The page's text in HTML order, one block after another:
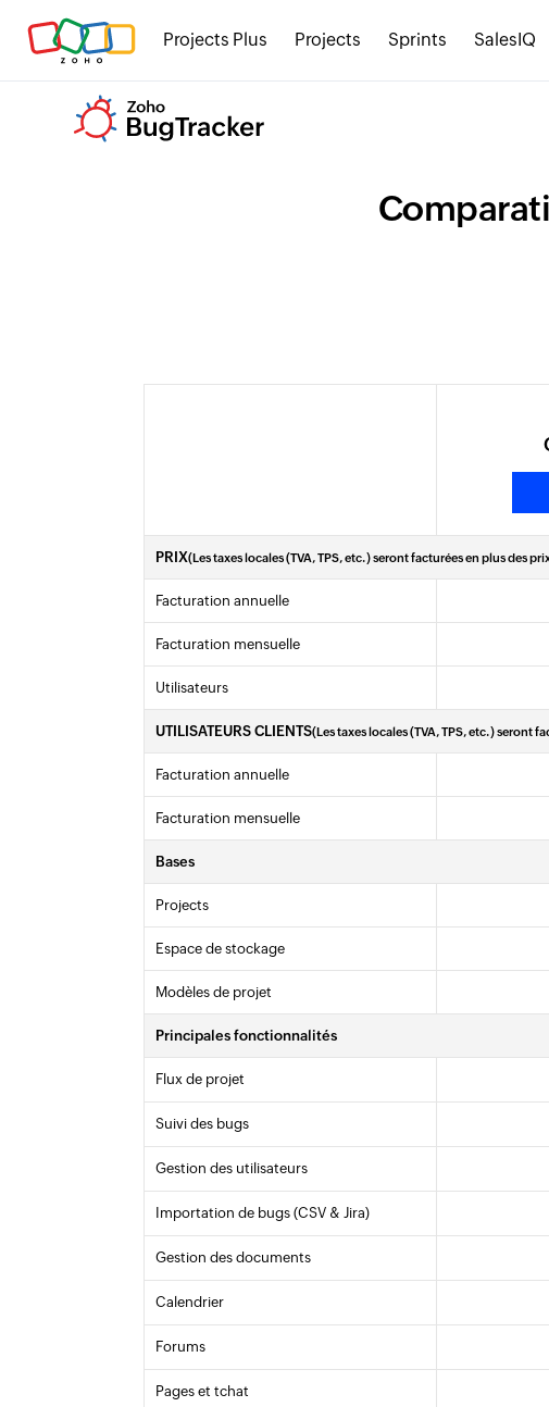
Projects Plus Projects Sprints SalesIQ
PRIX(Les taxes locales (TVA, TPS, etc.) seront facturées en plus des
Facturation annuelle
Facturation mensuelle
Utilisateurs
UTILISATEURS CLIENTS(Les taxes locales (TVA, TPS, etc.) seront
Facturation annuelle
Facturation mensuelle
Bases
Projects
Espace de stockage
Modèles de projet
Principales fonctionnalités
Flux de projet
Suivi des bugs
Gestion des utilisateurs
Importation de bugs (CSV & Jira)
Gestion des documents
Calendrier
Forums
Pages et tchat